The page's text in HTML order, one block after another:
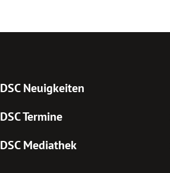
DSC Neuigkeiten
DSC Termine
DSC Mediathek